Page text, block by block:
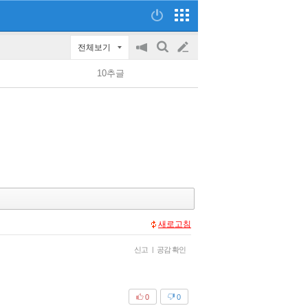
전체보기
공
on/off
검
글
쓰
10추글
새로고침
신고 | 공감 확인
0
0